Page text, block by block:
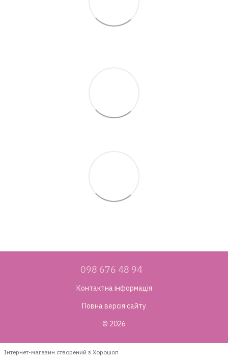
098 676 48 94
Контактна інформація
Повна версія сайту
© 2026
Інтернет-магазин створений з Хорошоп